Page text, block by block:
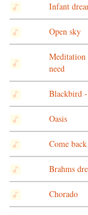
Infant
Open sky
need
Blackbird
Oasis
Come
Brahms
Chorado